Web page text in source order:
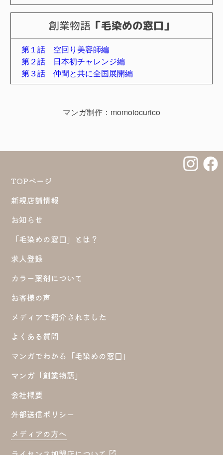
創業物語 「毛染めの窓口」
第１話 空回り美容師編
第２話 日本初チャレンジ編
第３話 仲間と共に全国展開編
マンガ制作：momotocurico
TOPページ
新規店舗情報
お知らせ
「毛染めの窓口」とは？
求人登録
カラー薬剤について
お客様の声
メディアで紹介されました
よくある質問
マンガでわかる「毛染めの窓口」
マンガ「創業物語」
会社概要
外部送信ポリシー
メディアの方へ